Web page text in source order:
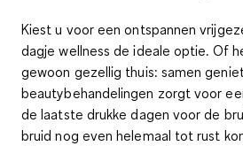
Kiest u voor eenontspannen
dagje wellness de ideale optie. Of
gewoon gezellig thuis: samen
beautybehandelingen zorgt voor
de laatste drukke dagen voor de
bruid nog even helemaal tot rust